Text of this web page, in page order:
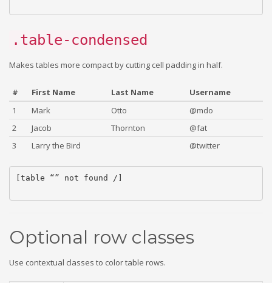
.table-condensed
Makes tables more compact by cutting cell padding in half.
# First Name Last Name
Username
1
Mark Otto
@mdo
2
Jacob Thornton
@fat
3
Larry the Bird @twitter
[table “” not found /]
Optional row classes
Use contextual classes to color table rows.